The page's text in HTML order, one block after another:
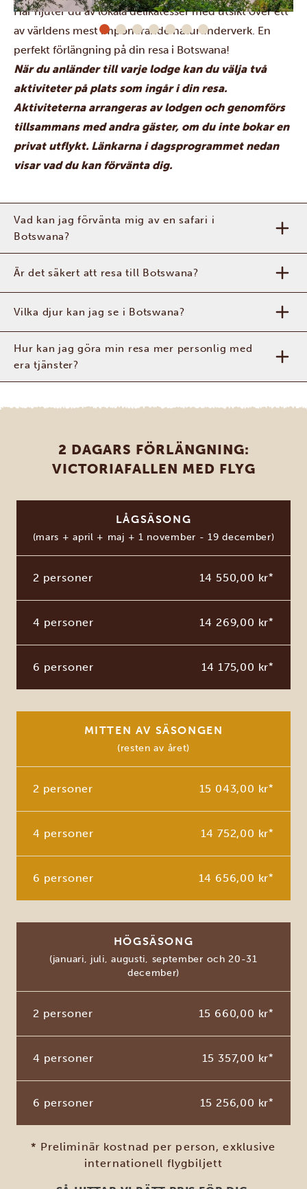
Här njuter du av lokala delikatesser med utsikt över ett
av världens mest imponerande naturunderverk. En
perfekt förlängning på din resa i Botswana!
När du anländer till varje lodge kan du välja två
aktiviteter på plats som ingår i din resa.
Aktiviteterna arrangeras av lodgen och genomförs
tillsammans med andra gäster, om du inte bokar en
privat utflykt. Länkarna i dagsprogrammet nedan
visar vad du kan förvänta dig.
Vad kan jag förvänta mig av en safari i
Botswana?
Är det säkert att resa till Botswana?
Vilka djur kan jag se i Botswana?
Hur kan jag göra min resa mer personlig med
era tjänster?
2 DAGARS FÖRLÄNGNING:
VICTORIAFALLEN MED FLYG
LÅGSÄSONG
(mars + april + maj + 1 november - 19 december)
2 personer 14 550,00 kr*
4 personer 14 269,00 kr*
6 personer 14 175,00 kr*
MITTEN AV SÄSONGEN
(resten av året)
2 personer 15 043,00 kr*
4 personer 14 752,00 kr*
6 personer 14 656,00 kr*
HÖGSÄSONG
(januari, juli, augusti, september och 20-31
december)
2 personer 15 660,00 kr*
4 personer 15 357,00 kr*
6 personer 15 256,00 kr*
* Preliminär kostnad per person, exklusive
internationell flygbiljett